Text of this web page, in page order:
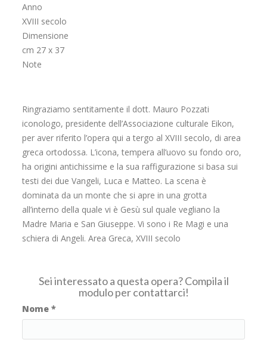
Anno
XVIII secolo
Dimensione
cm 27 x 37
Note
Ringraziamo sentitamente il dott. Mauro Pozzati
iconologo, presidente dell’Associazione culturale Eikon,
per aver riferito l’opera qui a tergo al XVIII secolo, di area
greca ortodossa. L’icona, tempera all’uovo su fondo oro,
ha origini antichissime e la sua raffigurazione si basa sui
testi dei due Vangeli, Luca e Matteo. La scena è
dominata da un monte che si apre in una grotta
all’interno della quale vi è Gesù sul quale vegliano la
Madre Maria e San Giuseppe. Vi sono i Re Magi e una
schiera di Angeli. Area Greca, XVIII secolo
Sei interessato a questa opera? Compila il
modulo per contattarci!
Nome *